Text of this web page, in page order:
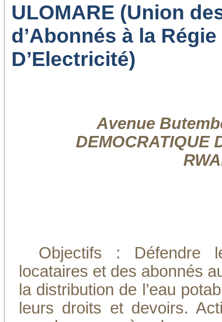
ULOMARE (Union
d’Abonnés à la
D’Electricité)
Avenue
DEMOCRATIQUE
Objectifs : Défendre
locataires et des abonnés
la distribution de l’eau
leurs droits et devoirs.